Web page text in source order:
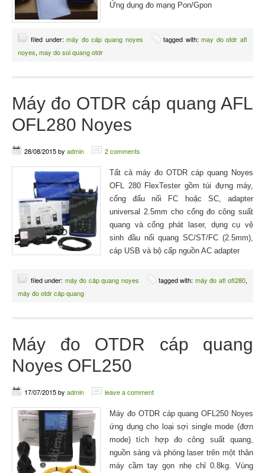
Ứng dụng đo mạng Pon/Gpon
filed under:máy đo cáp quang noyes tagged with:may do otdr afl
noyes, may do soi quang otdr
Máy đo OTDR cáp quang AFL
OFL280 Noyes
28/08/2015by admin 2 comments
Tất cả máy đo OTDR cáp quang Noyes
OFL 280 FlexTester gồm túi đựng máy,
cổng đấu nối FC hoặc SC, adapter
universal 2.5mm cho cổng đo công suất
quang và cổng phát laser, dụng cụ vệ
sinh đầu nối quang SC/ST/FC (2.5mm),
cáp USB và bộ cấp nguồn AC adapter
filed under: máy đo cáp quang noyes tagged with: máy đo afl ofl280,
máy đo otdr cáp quang
Máy đo OTDR cáp quang
Noyes OFL250
17/07/2015by admin leave a comment
Máy đo OTDR cáp quang OFL250 Noyes
ứng dụng cho loại sợi single mode (đơn
mode) tích hợp đo công suất quang,
nguồn sáng và phóng laser trên một thân
máy cầm tay gọn nhẹ chỉ 0.8kg. Vùng